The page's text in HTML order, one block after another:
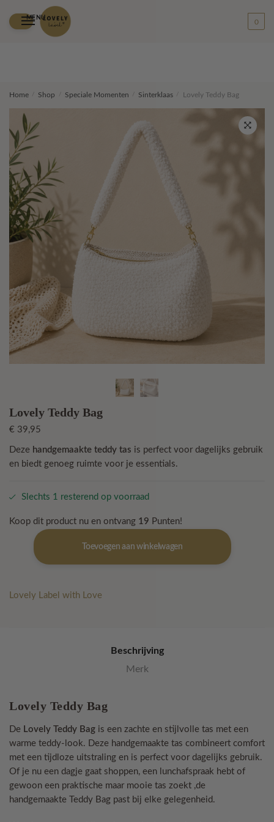
navigation
content
MENU
0
Home Shop Speciale Momenten Sinterklaas / Lovely Teddy Bag
Lovely Teddy Bag
€ 39,95
Deze handgemaakte teddy tas is perfect voor dagelijks gebruik
en biedt genoeg ruimte voor je essentials.
Slechts 1 resterend op voorraad
Koop dit product nu en ontvang 19 Punten!
Lovely
Toevoegen aan winkelwagen
Lovely Label with Love
Beschrijving
Merk
Lovely Teddy Bag
De Lovely Teddy Bag is een zachte en stijlvolle tas met een
warme teddy-look. Deze handgemaakte tas combineert comfort
met een tijdloze uitstraling en is perfect voor dagelijks gebruik.
Of je nu een dagje gaat shoppen, een lunchafspraak hebt of
gewoon een praktische maar mooie tas zoekt ,de
handgemaakte Teddy Bag past bij elke gelegenheid.